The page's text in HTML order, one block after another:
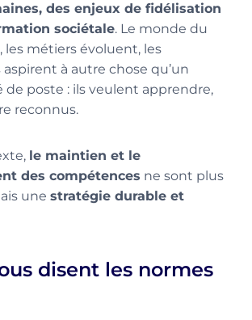
des enjeux de fidélisation
sociétale. Le monde du
les métiers évoluent, les
à autre chose qu’un
poste : ils veulent apprendre,
reconnus.
le maintien et le
des compétences ne sont plus
une stratégie durable et
disent les normes